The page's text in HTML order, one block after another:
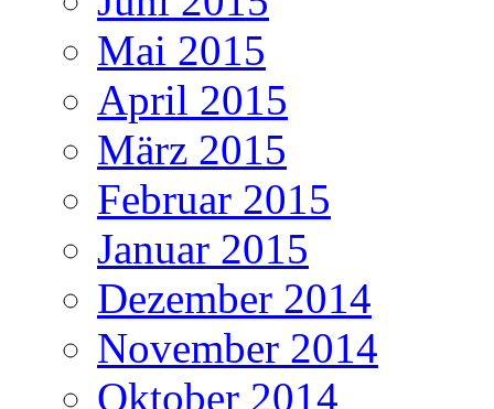
Mai 2015
April 2015
März 2015
Februar 2015
Januar 2015
Dezember 2014
November 2014
Oktober 2014